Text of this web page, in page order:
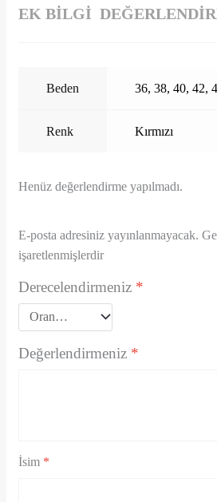
EK BILGI
Beden 36, 38, 40, 42,
Renk Kırmızı
Henüz değerlendirme yapılmadı.
E-posta adresiniz yayınlanmayacak.
işaretlenmişlerdir
Derecelendirmeniz *
Değerlendirmeniz *
İsim *